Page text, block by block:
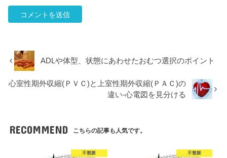
ADLや体型、状態にあわせたおむつ選択のポイント
心室性期外収縮(ＰＶＣ)と上室性期外収縮(ＰＡＣ)の
違い-心電図を見分ける
RECOMMEND こちらの記事も人気です。
不整脈 不整脈